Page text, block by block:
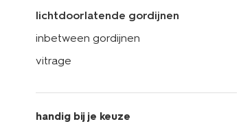
lichtdoorlatende gordijnen
inbetween gordijnen
vitrage
handig bij je keuze